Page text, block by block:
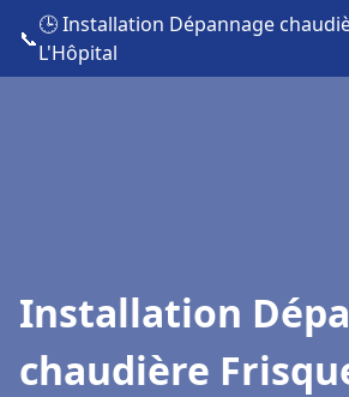
📞
🕒 Installation Dépannage
L'Hôpital
Installation
chaudière